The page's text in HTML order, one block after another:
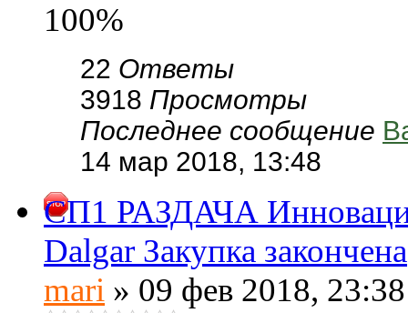
100%
22 Ответы
3918 Просмотры
Последнее сообщение
14 мар 2018, 13:48
СП1 РАЗДАЧА
Dalgar Закупка закончена
mari » 09 фев 2018, 23:38